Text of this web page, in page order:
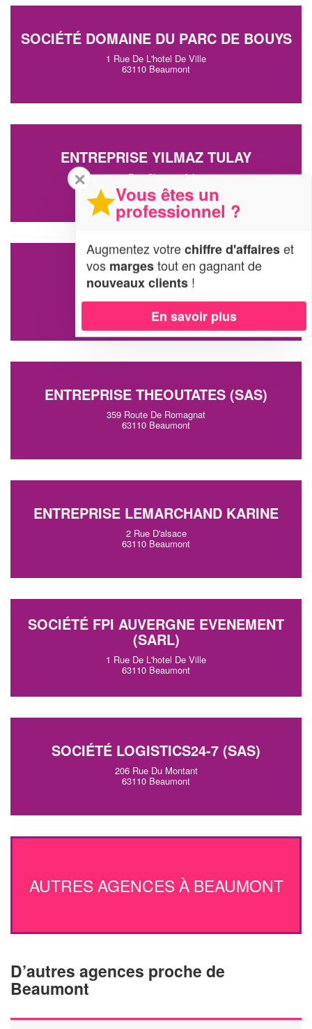
SOCIÉTÉ DOMAINE DU PARC DE BOUYS
1 Rue De L'hotel De Ville
63110 Beaumont
ENTREPRISE YILMAZ TULAY
115 Rue Clement Ader
63110 Beaumont
SOCIÉTÉ EISSAM
63110 Beaumont
ENTREPRISE THEOUTATES (SAS)
359 Route De Romagnat
63110 Beaumont
ENTREPRISE LEMARCHAND KARINE
2 Rue D'alsace
63110 Beaumont
SOCIÉTÉ FPI AUVERGNE EVENEMENT
(SARL)
1 Rue De L'hotel De Ville
63110 Beaumont
SOCIÉTÉ LOGISTICS24-7 (SAS)
206 Rue Du Montant
63110 Beaumont
AUTRES AGENCES À BEAUMONT
D’autres agences proche de
Beaumont
✕
Vous êtes un
professionnel ?
Augmentez votrechiffre d'affaireset
vos margestout en gagnant de
nouveaux clients !
En savoir plus